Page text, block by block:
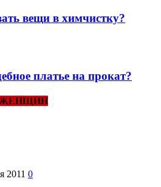
вещи в химчистку?
платье на прокат?
ЖЕНЩИН
2011 0